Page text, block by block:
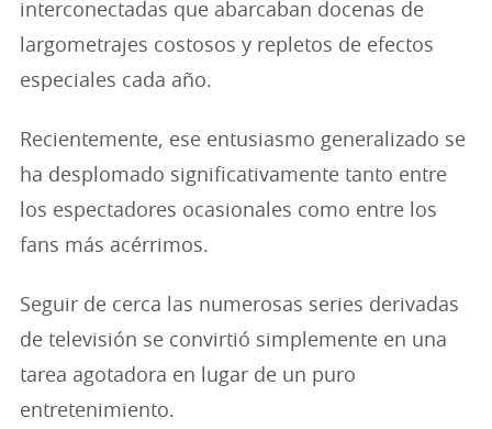
interconectadas que abarcaban docenas de
largometrajes costosos y repletos de efectos
especiales cada año.
Recientemente, ese entusiasmo generalizado se
ha desplomado significativamente tanto entre
los espectadores ocasionales como entre los
fans más acérrimos.
Seguir de cerca las numerosas series derivadas
de televisión se convirtió simplemente en una
tarea agotadora en lugar de un puro
entretenimiento.